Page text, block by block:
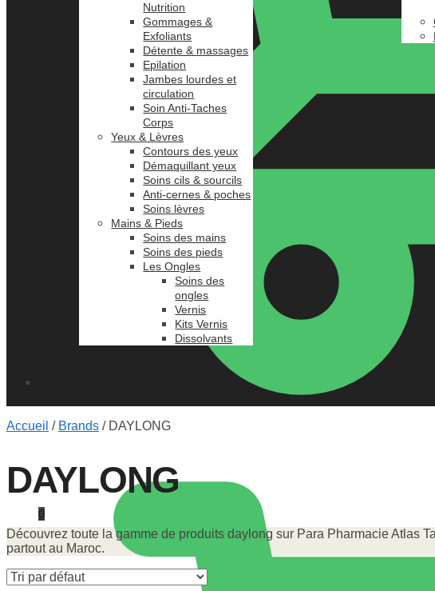
0
Nutrition
Gommages &
Exfoliants
Détente & massages
Epilation
Jambes lourdes et
circulation
Soin Anti-Taches
Corps
Yeux & Lèvres
Contours des yeux
Démaquillant yeux
Soins cils & sourcils
Anti-cernes & poches
Soins lèvres
Mains & Pieds
Soins des mains
Soins des pieds
Les Ongles
Soins des
ongles
Vernis
Kits Vernis
Dissolvants
Accueil / Brands / DAYLONG
DAYLONG
Découvrez toute la gamme de produits daylong sur Para Pharmacie Atlas
partout au Maroc.